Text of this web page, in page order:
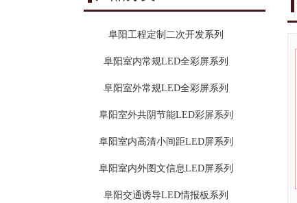
阜阳工程定制二次开发系列
阜阳室内常规LED全彩屏系列
阜阳室外常规LED全彩屏系列
阜阳室外共阴节能LED彩屏系列
阜阳室内高清小间距LED屏系列
阜阳室内外图文信息LED屏系列
阜阳交通诱导LED情报板系列